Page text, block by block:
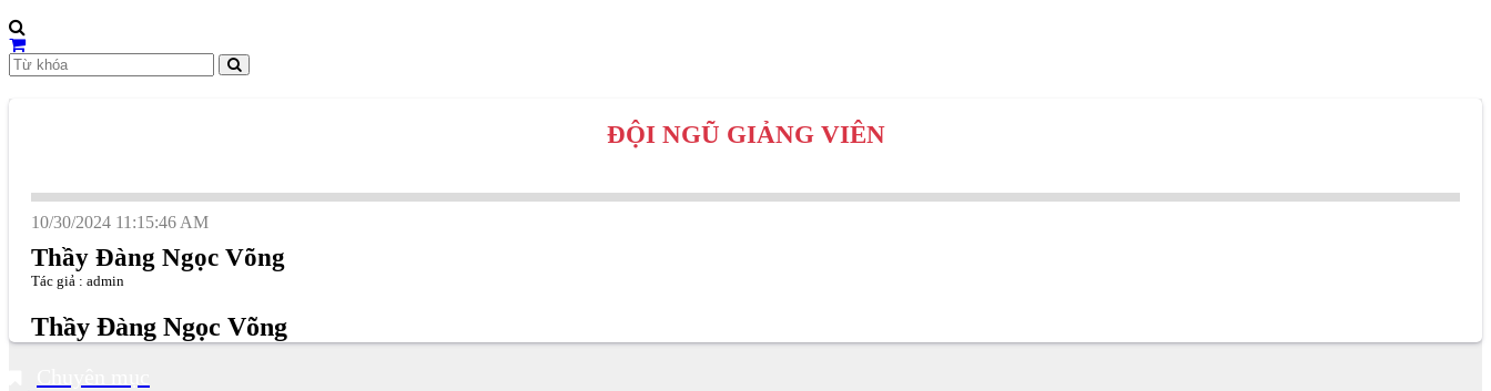
ĐỘI NGŨ GIẢNG VIÊN
10/30/2024 11:15:46 AM
Thầy Đàng Ngọc Võng
Tác giả : admin
Thầy Đàng Ngọc Võng